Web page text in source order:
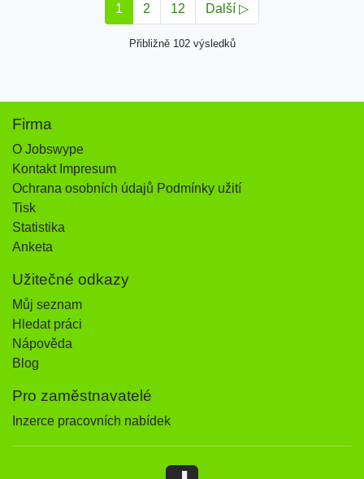
1 2 12 Další ▷
Přibližně 102 výsledků
Firma
O Jobswype
Kontakt Impresum
Ochrana osobních údajů Podmínky užití
Tisk
Statistika
Anketa
Užitečné odkazy
Můj seznam
Hledat práci
Nápověda
Blog
Pro zaměstnavatelé
Inzerce pracovních nabídek